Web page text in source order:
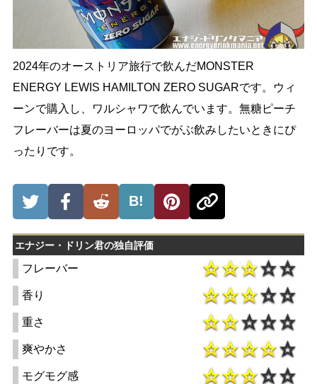
2024年のオーストリア旅行で飲んだMONSTER
ENERGY LEWIS HAMILTON ZERO SUGARです。ウィ
ーンで購入し、ワルシャワで飲んでいます。無糖ピーチ
フレーバーは夏のヨーロッパでがぶ飲みしたいときにぴ
ったりです。
B!
エナジー・ドリン君の独自評価
フレーバー
香り
重さ
爽やかさ
モグモグ感